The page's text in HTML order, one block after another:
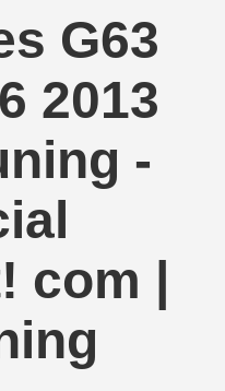
G63
2013
-
com |